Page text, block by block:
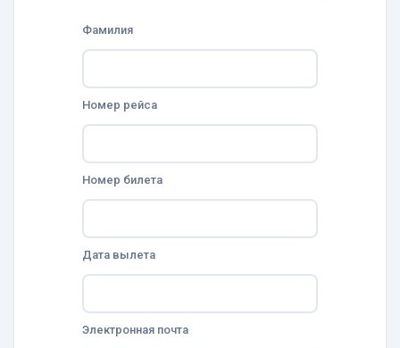
Фамилия
Номер рейса
Номер билета
Дата вылета
Электронная почта